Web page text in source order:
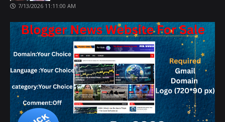
7/13/2026 11:11:00 AM